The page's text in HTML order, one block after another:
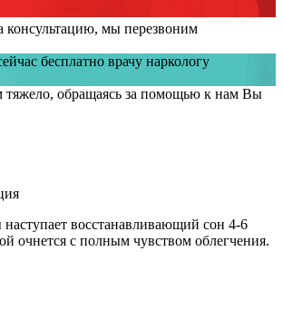
консультацию, мы перезвоним
бесплатно врачу наркологу
тяжело, обращаясь за помощью к нам Вы
восстанавливающий сон 4-6
очнется с полным чувством облегчения.